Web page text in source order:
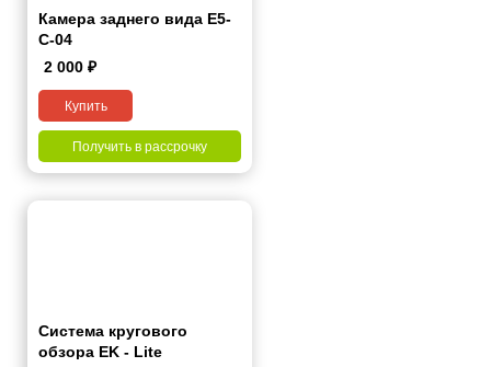
Камера заднего вида E5-
C-04
2 000 ₽
Купить
Получить в рассрочку
Система кругового
обзора EK - Lite